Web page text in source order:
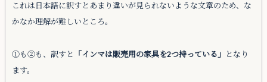
これは日本語に訳すとあまり違いが見られないような文章のため、な
かなか理解が難しいところ。
①も②も、訳すと 「インマは販売用の家具を2つ持っている」
となり
ます。